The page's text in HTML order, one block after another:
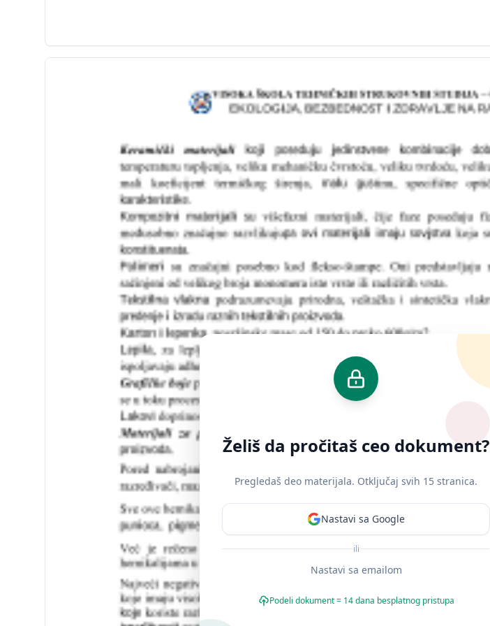
Želiš da pročitaš ceo dokument?
Pregledaš deo materijala. Otključaj svih 15 stranica.
Nastavi sa Google
ili
Nastavi sa emailom
Podeli dokument = 14 dana besplatnog pristupa